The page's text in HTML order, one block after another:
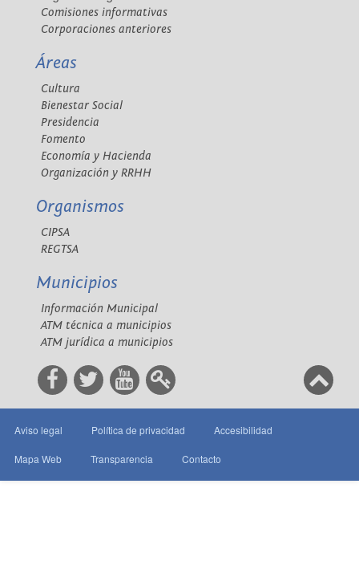
Comisiones informativas
Corporaciones anteriores
Áreas
Cultura
Bienestar Social
Presidencia
Fomento
Economía y Hacienda
Organización y RRHH
Organismos
CIPSA
REGTSA
Municipios
Información Municipal
ATM técnica a municipios
ATM jurídica a municipios
Aviso legal Política de privacidad Accesibilidad
Mapa Web Transparencia Contacto